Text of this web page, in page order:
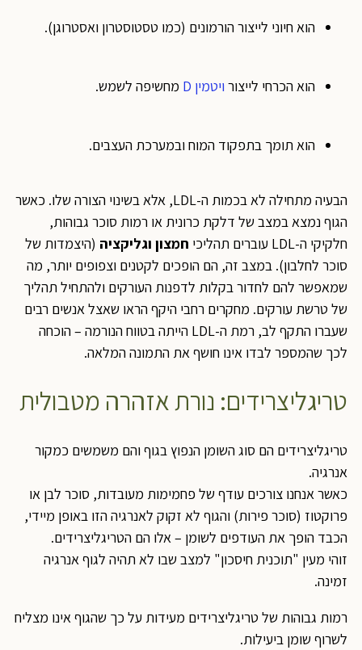
הוא חיוני לייצור הורמונים (כמו טסטוסטרון ואסטרוגן).
הוא הכרחי לייצורויטמין D מחשיפה לשמש.
הוא תומך בתפקוד המוח ובמערכת העצבים.
הבעיה מתחילה לא בכמות ה-LDL, אלא בשינוי הצורה שלו. כאשר
הגוף נמצא במצב של דלקת כרונית או רמות סוכר גבוהות,
חלקיקי ה-LDL עוברים תהליכי
חמצון וגליקציה(היצמדות של
סוכר לחלבון). במצב זה, הם הופכים לקטנים וצפופים יותר, מה
שמאפשר להם לחדור בקלות לדפנות העורקים ולהתחיל תהליך
של טרשת עורקים. מחקרים רחבי היקף הראו שאצל אנשים רבים
שעברו התקף לב, רמת ה-LDL הייתה בטווח הנורמה – הוכחה
לכך שהמספר לבדו אינו חושף את התמונה המלאה.
טריגליצרידים: נורת אזהרה מטבולית
טריגליצרידים הם סוג השומן הנפוץ בגוף והם משמשים כמקור
אנרגיה.
כאשר אנחנו צורכים עודף של פחמימות מעובדות, סוכר לבן או
פרוקטוז (סוכר פירות) והגוף לא זקוק לאנרגיה הזו באופן מיידי,
הכבד הופך את העודפים לשומן – אלו הם הטריגליצרידים.
זוהי מעין "תוכנית חיסכון" למצב שבו לא תהיה לגוף אנרגיה
זמינה.
רמות גבוהות של טריגליצרידים מעידות על כך שהגוף אינו מצליח
לשרוף שומן ביעילות.